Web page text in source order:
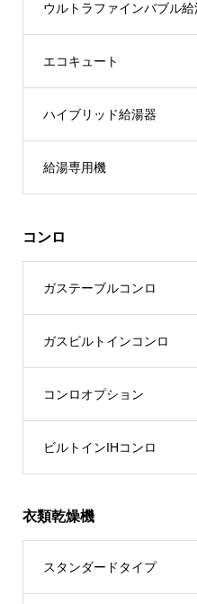
ウルトラファインバブル給
エコキュート
ハイブリッド給湯器
給湯専用機
コンロ
ガステーブルコンロ
ガスビルトインコンロ
コンロオプション
ビルトインIHコンロ
衣類乾燥機
スタンダードタイプ